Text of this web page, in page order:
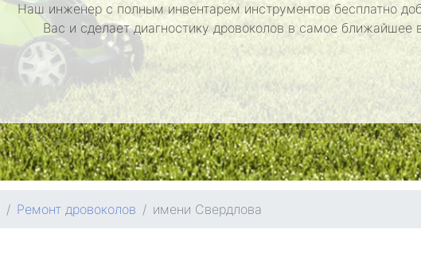
Наш инженер с полным инвентарем инструментов бесплатно
Вас и сделает диагностику дровоколов в самое ближайшее
Ремонт дровоколов имени Свердлова